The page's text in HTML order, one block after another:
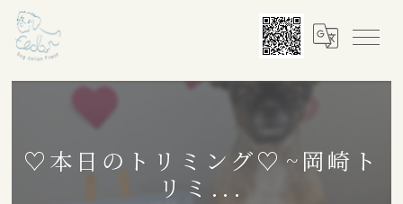
♡本日のトリミング♡⁠~岡崎ト
リミ...